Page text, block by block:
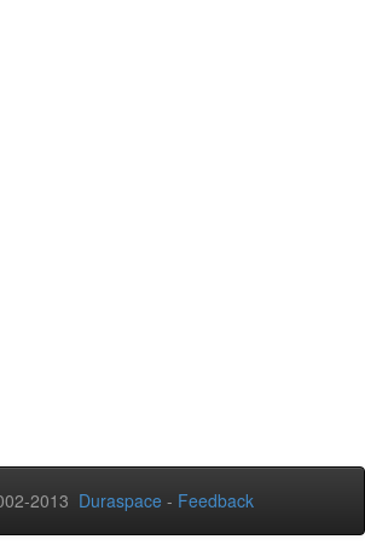
2013 Duraspace - Feedback